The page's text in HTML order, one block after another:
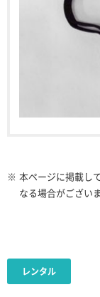
※ 本ページに掲載し
なる場合がござい